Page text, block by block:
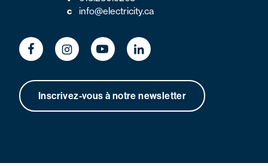
c
info@electricity.ca
Inscrivez-vous à notre newsletter